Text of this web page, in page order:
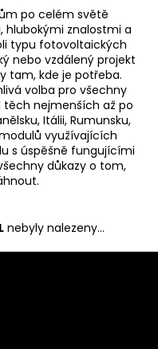
po celém světě
hlubokými znalostmi a
typu fotovoltaických
nebo vzdálený projekt
tam, kde je potřeba.
volba pro všechny
nejmenších až po
Itálii, Rumunsku,
využívajících
s úspěšně fungujícími
důkazy o tom,
nebyly nalezeny...